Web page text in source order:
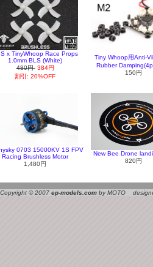
x TinyWhoop Race Props
1.0mm BLS (White)
480円 384円
割引: 20%OFF
Tiny Whoop用Anti-
Rubber
150円
0703 15000KV 1S FPV
Racing Brushless Motor
1,480円
New Bee Drone
820円
Copyright © 2007 ep-models.com by MOTO